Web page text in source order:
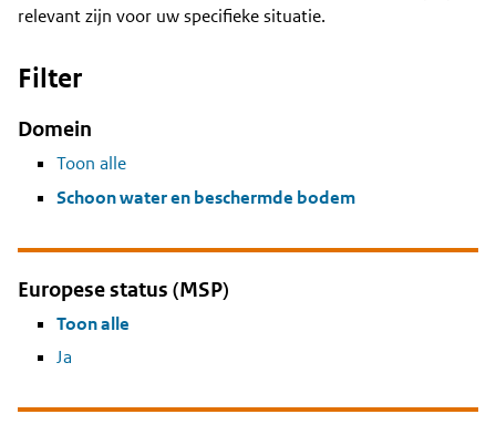
relevant zijn voor uw specifieke situatie.
Filter
Domein
Toon alle
Schoon water en beschermde bodem
Europese status (MSP)
Toon alle
Ja